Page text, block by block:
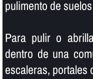
pulimento de
Para pulir o
dentro de una
escaleras, portales